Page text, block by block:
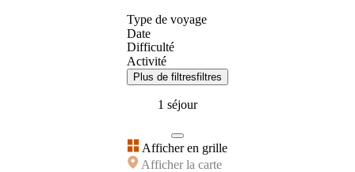
Type de voyage
Date
Difficulté
Activité
Plus de filtresfiltres
1 séjour
Afficher en grille
Afficher la carte